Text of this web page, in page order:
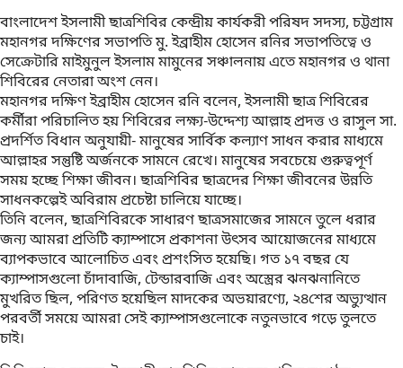
বাংলাদেশ ইসলামী ছাত্রশিবির কেন্দ্রীয় কার্যকরী পরিষদ সদস্য, চট্টগ্রাম
মহানগর দক্ষিণের সভাপতি মু. ইব্রাহীম হোসেন রনির সভাপতিত্বে ও
সেক্রেটারি মাইমুনুল ইসলাম মামুনের সঞ্চালনায় এতে মহানগর ও থানা
শিবিরের নেতারা অংশ নেন।
মহানগর দক্ষিণ ইব্রাহীম হোসেন রনি বলেন, ইসলামী ছাত্র শিবিরের
কর্মীরা পরিচালিত হয় শিবিরের লক্ষ্য-উদ্দেশ্য আল্লাহ প্রদত্ত ও রাসুল সা.
প্রদর্শিত বিধান অনুযায়ী- মানুষের সার্বিক কল্যাণ সাধন করার মাধ্যমে
আল্লাহর সন্তুষ্টি অর্জনকে সামনে রেখে। মানুষের সবচেয়ে গুরুত্বপূর্ণ
সময় হচ্ছে শিক্ষা জীবন। ছাত্রশিবির ছাত্রদের শিক্ষা জীবনের উন্নতি
সাধনকল্পেই অবিরাম প্রচেষ্টা চালিয়ে যাচ্ছে।
তিনি বলেন, ছাত্রশিবিরকে সাধারণ ছাত্রসমাজের সামনে তুলে ধরার
জন্য আমরা প্রতিটি ক্যাম্পাসে প্রকাশনা উৎসব আয়োজনের মাধ্যমে
ব্যাপকভাবে আলোচিত এবং প্রশংসিত হয়েছি। গত ১৭ বছর যে
ক্যাম্পাসগুলো চাঁদাবাজি, টেন্ডারবাজি এবং অস্ত্রের ঝনঝনানিতে
মুখরিত ছিল, পরিণত হয়েছিল মাদকের অভয়ারণ্যে, ২৪শের অভ্যুত্থান
পরবর্তী সময়ে আমরা সেই ক্যাম্পাসগুলোকে নতুনভাবে গড়ে তুলতে
চাই।